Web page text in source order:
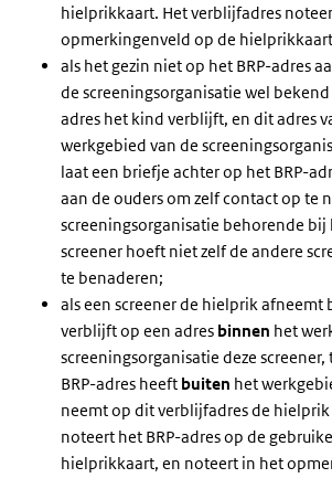
hielprikkaart. Het verblijfadres
opmerkingenveld op de
als het gezin niet op het BRP-adres
de screeningsorganisatie wel
adres het kind verblijft, en dit adres
werkgebied van de
laat een briefje achter op het BRP-
aan de ouders om zelf contact op te
screeningsorganisatie behorende bij
screener hoeft niet zelf de andere
te benaderen;
als een screener de hielprik afneemt
verblijft op een adres binnen het
screeningsorganisatie deze
BRP-adres heeft buiten het
neemt op dit verblijfadres de hielprik
noteert het BRP-adres op de
hielprikkaart, en noteert in het